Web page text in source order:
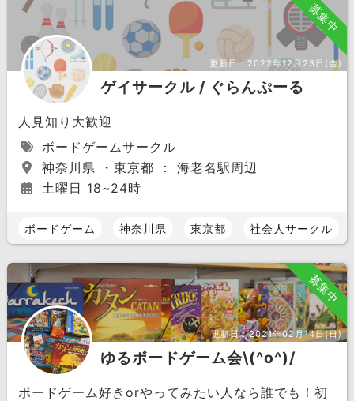
募集中
更新日： 2022年12月23日(金)
ゲイサークル / ぐらんぷーる
人見知り大歓迎
ボードゲームサークル
神奈川県 ・東京都 ： 海老名駅周辺
土曜日 18~24時
ボードゲーム 神奈川県 東京都 社会人サークル
募集中
更新日：2021年02月14日(日)
ゆるボードゲーム会\(^o^)/
ボードゲーム好きorやってみたい人なら誰でも！初